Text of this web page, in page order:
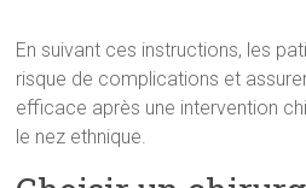
En suivant ces instructions, les
risque de complications et
efficace après une intervention
le nez ethnique.